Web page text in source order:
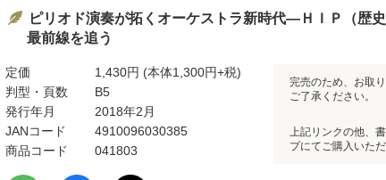
ピリオド演奏が拓くオーケストラ新時代―ＨＩＰ（歴史
最前線を追う
定価 1,430円 (本体1,300円+税)
判型・頁数
B5
発行年月
2018年2月
JANコード
4910096030385
商品コード
041803
完売のため、お取
ご了承ください。
上記リンクの他、
プにてご購入いただ